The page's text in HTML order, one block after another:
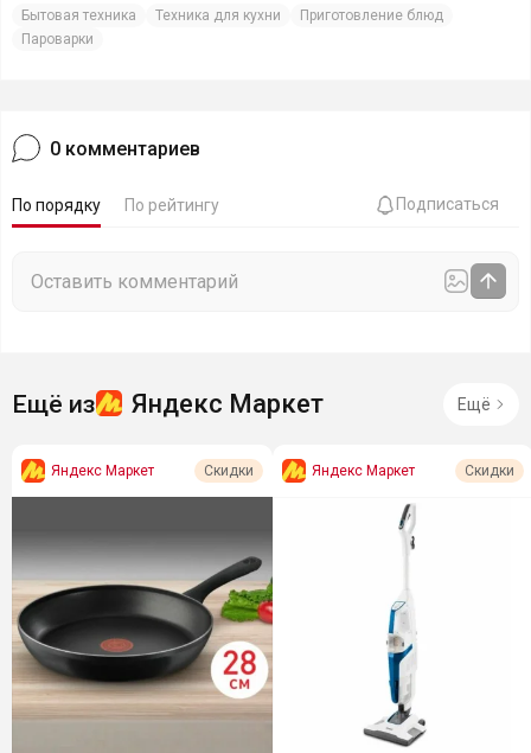
Бытовая техника Техника для кухни
Приготовление блюд
Пароварки
0 комментариев
По порядку По рейтингу Подписаться
Ещё из Яндекс Маркет Ещё
Яндекс Маркет Скидки Яндекс Маркет Скидки